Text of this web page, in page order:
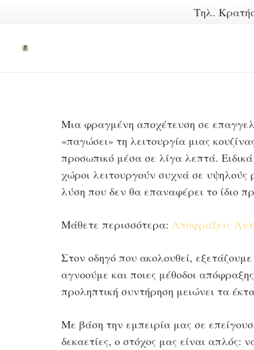
Τηλ.
Μια φραγμένη αποχέτευση σε
«παγώσει» τη λειτουργία μιας
προσωπικό μέσα σε λίγα λεπτά.
χώροι λειτουργούν συχνά σε υψηλούς
λύση που δεν θα επαναφέρει το ίδιο
Μάθετε περισσότερα: Αποφράξεις
Στον οδηγό που ακολουθεί,
αγνοούμε και ποιες μέθοδοι
προληπτική συντήρηση μειώνει τα
Με βάση την εμπειρία μας σε
δεκαετίες, ο στόχος μας είναι